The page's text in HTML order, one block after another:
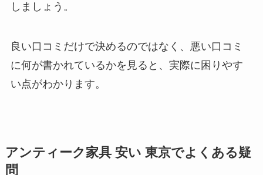
しましょう。
良い口コミだけで決めるのではなく、悪い口コミ
に何が書かれているかを見ると、実際に困りやす
い点がわかります。
アンティーク家具 安い 東京でよくある疑
問